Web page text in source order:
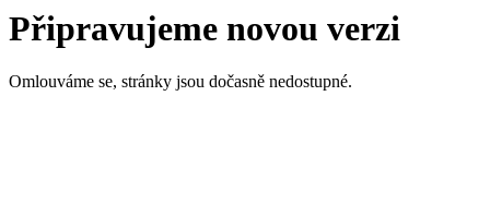
Připravujeme novou verzi
Omlouváme se, stránky jsou dočasně nedostupné.